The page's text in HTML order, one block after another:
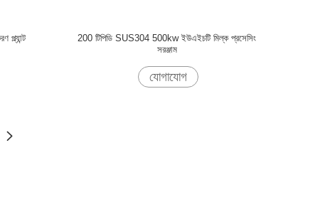
200 টিপিডি SUS304 500kw ইউএইচটি মিল্ক প্রসেসিং
সরঞ্জাম
যোগাযোগ